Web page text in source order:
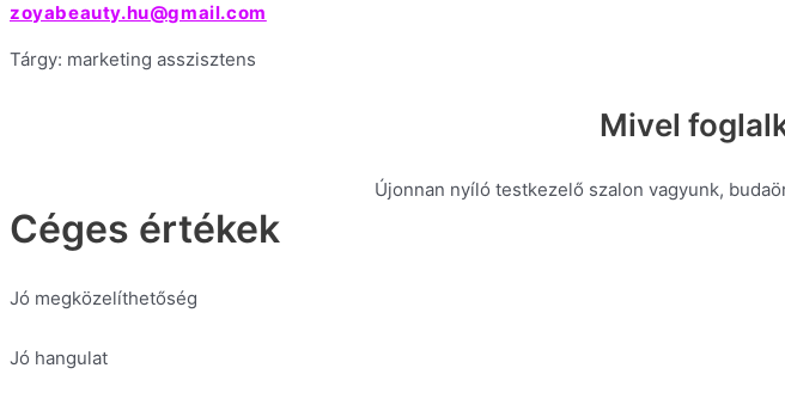
zoyabeauty.hu@gmail.com
Tárgy: marketing asszisztens
Mivel
Újonnan nyíló testkezelő szalon vagyunk,
Céges értékek
Jó megközelíthetőség
Jó hangulat